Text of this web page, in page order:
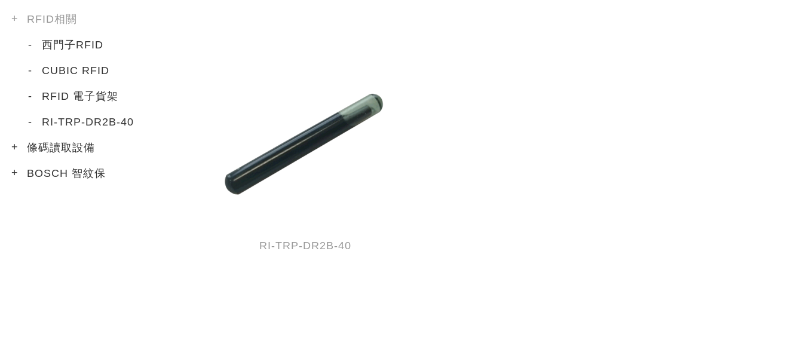
RFID相關
西門子RFID
CUBIC RFID
RFID 電子貨架
RI-TRP-DR2B-40
條碼讀取設備
BOSCH 智紋保
RI-TRP-DR2B-40